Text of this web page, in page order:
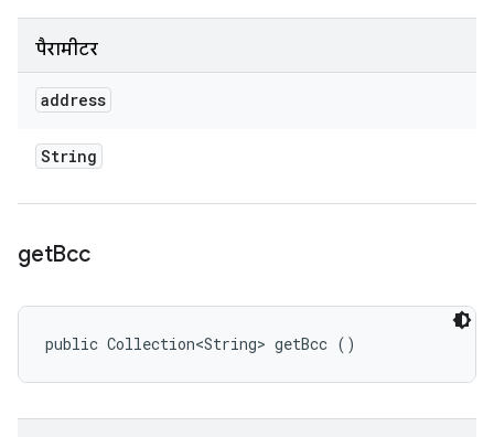
पैरामीटर
address
String
getBcc
public Collection<String> getBcc ()